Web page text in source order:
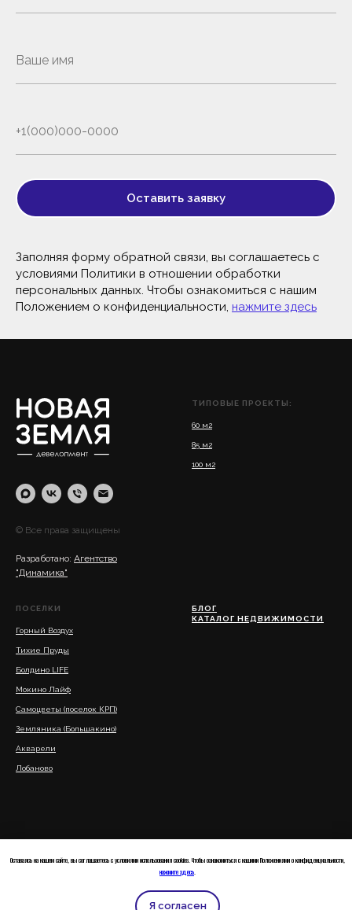
Оставить заявку
Заполняя форму обратной связи, вы соглашаетесь с
условиями Политики в отношении обработки
персональных данных. Чтобы ознакомиться с нашим
Положением о конфиденциальности, нажмите здесь
Оставаясь на нашем сайте, вы соглашаетесь с условиями использования cookies. Чтобы ознакомиться с нашими Положениями о конфиденциальности,
нажмите здесь.
Я согласен
© Все права защищены
Разработано: Агентство
"Динамика"
ТИПОВЫЕ ПРОЕКТЫ:
60 м2
85 м2
100 м2
ПОСЕЛКИ
Горный Воздух
Тихие Пруды
Болдино LIFE
Мокино Лайф
Самоцветы (поселок КРП)
Земляника (Большакино)
Акварели
Лобаново
БЛОГ
КАТАЛОГ НЕДВИЖИМОСТИ